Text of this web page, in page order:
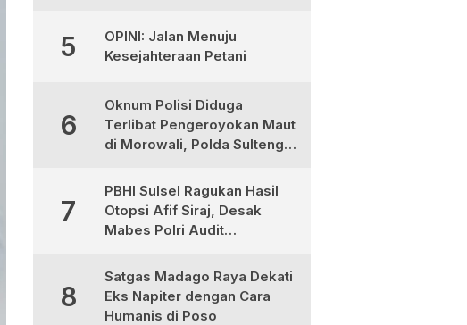
5
OPINI: Jalan Menuju
Kesejahteraan Petani
6
Oknum Polisi Diduga
Terlibat Pengeroyokan Maut
di Morowali, Polda Sulteng
7
PBHI Sulsel Ragukan Hasil
Otopsi Afif Siraj, Desak
Mabes Polri Audit
8
Satgas Madago Raya Dekati
Eks Napiter dengan Cara
Humanis di Poso